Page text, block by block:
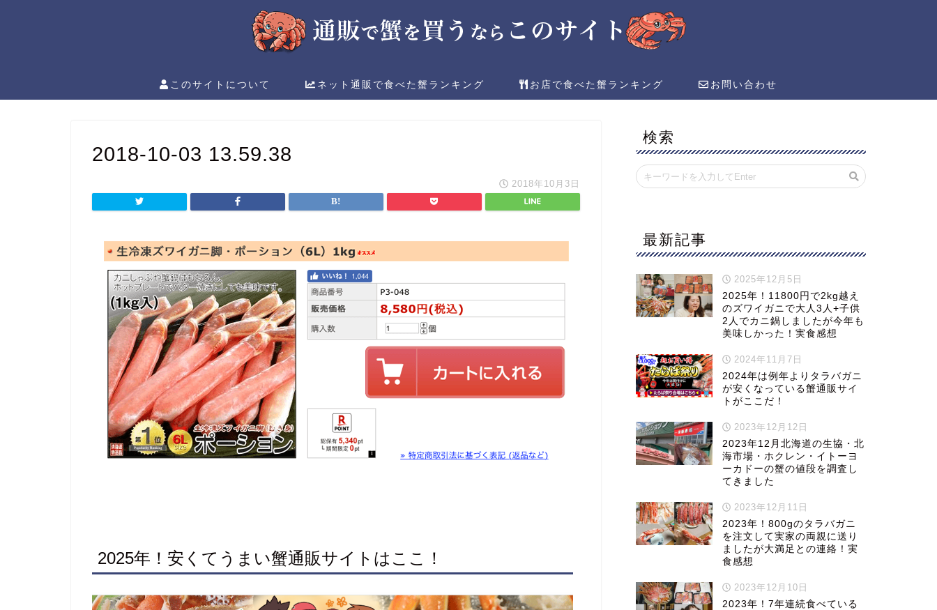
このサイトについて ネット通販で食べた蟹ランキング お店で食べた蟹ランキング お問い合わせ
2018-10-03 13.59.38
2018年10月3日
2025年！安くてうまい蟹通販サイトはここ！
検索
最新記事
2025年12月5日
2025年！11800円で2kg越え
のズワイガニで大人3人+子供
2人でカニ鍋しましたが今年も
美味しかった！実食感想
2024年11月7日
2024年は例年よりタラバガニ
が安くなっている蟹通販サイ
トがここだ！
2023年12月12日
2023年12月北海道の生協・北
海市場・ホクレン・イトーヨ
ーカドーの蟹の値段を調査し
てきました
2023年12月11日
2023年！800gのタラバガニ
を注文して実家の両親に送り
ましたが大満足との連絡！実
食感想
2023年12月10日
2023年！7年連続食べている